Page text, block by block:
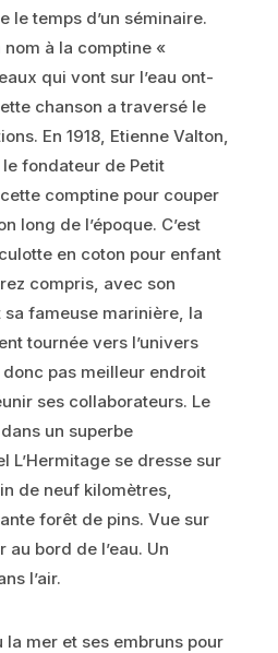
le temps d’un séminaire.
nom à la comptine «
qui vont sur l’eau ont-
chanson a traversé le
En 1918, Etienne Valton,
fondateur de Petit
comptine pour couper
long de l’époque. C’est
en coton pour enfant
compris, avec son
fameuse marinière, la
tournée vers l’univers
donc pas meilleur endroit
ses collaborateurs. Le
un superbe
L’Hermitage se dresse sur
de neuf kilomètres,
forêt de pins. Vue sur
au bord de l’eau. Un
l’air.
la mer et ses embruns pour